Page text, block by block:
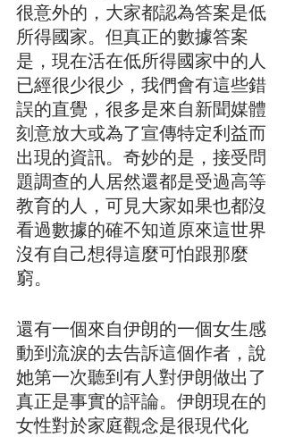
很意外的，大家都認為答案是低
所得國家。但真正的數據答案
是，現在活在低所得國家中的人
已經很少很少，我們會有這些錯
誤的直覺，很多是來自新聞媒體
刻意放大或為了宣傳特定利益而
出現的資訊。奇妙的是，接受問
題調查的人居然還都是受過高等
教育的人，可見大家如果也都沒
看過數據的確不知道原來這世界
沒有自己想得這麼可怕跟那麼
窮。
還有一個來自伊朗的一個女生感
動到流淚的去告訴這個作者，說
她第一次聽到有人對伊朗做出了
真正是事實的評論。伊朗現在的
女性對於家庭觀念是很現代化